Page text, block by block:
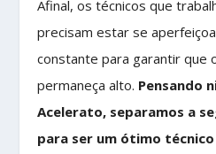
Afinal, os técnicos que
precisam estar se
constante para garantir que
permaneça alto. Pensando
Acelerato, separamos a
para ser um ótimo